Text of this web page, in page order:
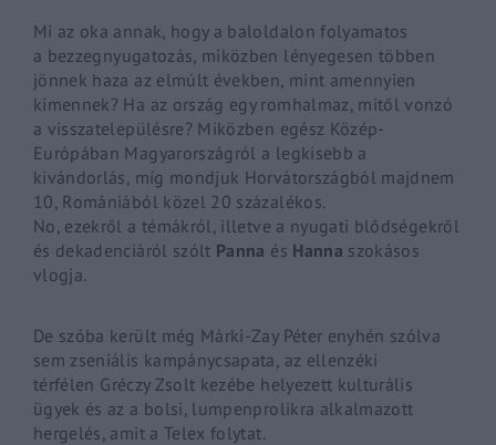
Mi az oka annak, hogy a baloldalon folyamatos
a bezzegnyugatozás , miközben lényegesen többen
jönnek haza az elmúlt években, mint amennyien
kimennek? Ha az ország egy romhalmaz, mitől vonzó
a visszatelepülésre? Miközben egész Közép-
Európában Magyarországról a legkisebb a
kivándorlás, míg mondjuk Horvátországból majdnem
10, Romániából közel 20 százalékos.
No, ezekről a témákról, illetve a nyugati blődségekről
és dekadenciáról szólt Panna és Hanna szokásos
vlogja.
De szóba került még Márki-Zay Péter enyhén szólva
sem zseniális kampánycsapata, az ellenzéki
térfélen GréczyZsolt kezébe helyezett kulturális
ügyek és az a bolsi, lumpenprolikra alkalmazott
hergelés, amit a Telex folytat.